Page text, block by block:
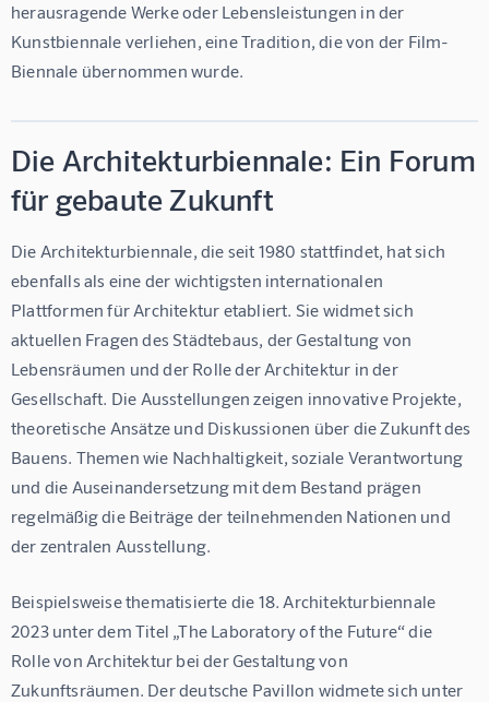
herausragende Werke oder Lebensleistungen in der
Kunstbiennale verliehen, eine Tradition, die von der Film-
Biennale übernommen wurde.
Die Architekturbiennale: Ein Forum
für gebaute Zukunft
Die Architekturbiennale, die seit 1980 stattfindet, hat sich
ebenfalls als eine der wichtigsten internationalen
Plattformen für Architektur etabliert. Sie widmet sich
aktuellen Fragen des Städtebaus, der Gestaltung von
Lebensräumen und der Rolle der Architektur in der
Gesellschaft. Die Ausstellungen zeigen innovative Projekte,
theoretische Ansätze und Diskussionen über die Zukunft des
Bauens. Themen wie Nachhaltigkeit, soziale Verantwortung
und die Auseinandersetzung mit dem Bestand prägen
regelmäßig die Beiträge der teilnehmenden Nationen und
der zentralen Ausstellung.
Beispielsweise thematisierte die 18. Architekturbiennale
2023 unter dem Titel „The Laboratory of the Future“ die
Rolle von Architektur bei der Gestaltung von
Zukunftsräumen. Der deutsche Pavillon widmete sich unter